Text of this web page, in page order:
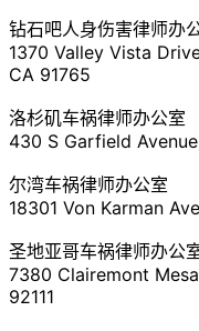
钻石吧人身伤害律师办
1370 Valley Vista
CA 91765
洛杉矶车祸律师办公室
430 S Garfield
尔湾车祸律师办公室
18301 Von Karman
圣地亚哥车祸律师办公
7380 Clairemont
92111